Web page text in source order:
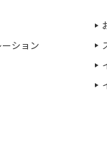
ション